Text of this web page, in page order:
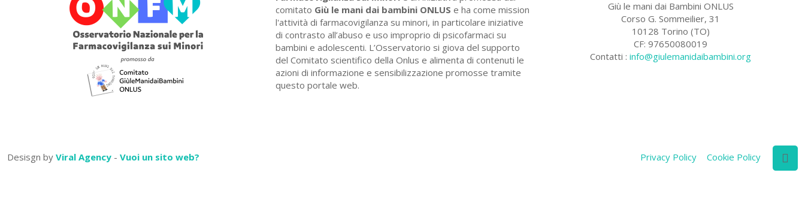
comitato Giù le mani dai bambini ONLUS e ha come mission
l'attività di farmacovigilanza su minori, in particolare iniziative
di contrasto all’abuso e uso improprio di psicofarmaci su
bambini e adolescenti. L’Osservatorio si giova del supporto
del Comitato scientifico della Onlus e alimenta di contenuti le
azioni di informazione e sensibilizzazione promosse tramite
questo portale web.
Giù le mani dai Bambini ONLUS
Corso G. Sommeilier, 31
10128 Torino (TO)
CF: 97650080019
Contatti :info@giulemanidaibambini.org
Desisgn by Viral Agency - Vuoi un sito web? Privacy Policy Cookie Policy